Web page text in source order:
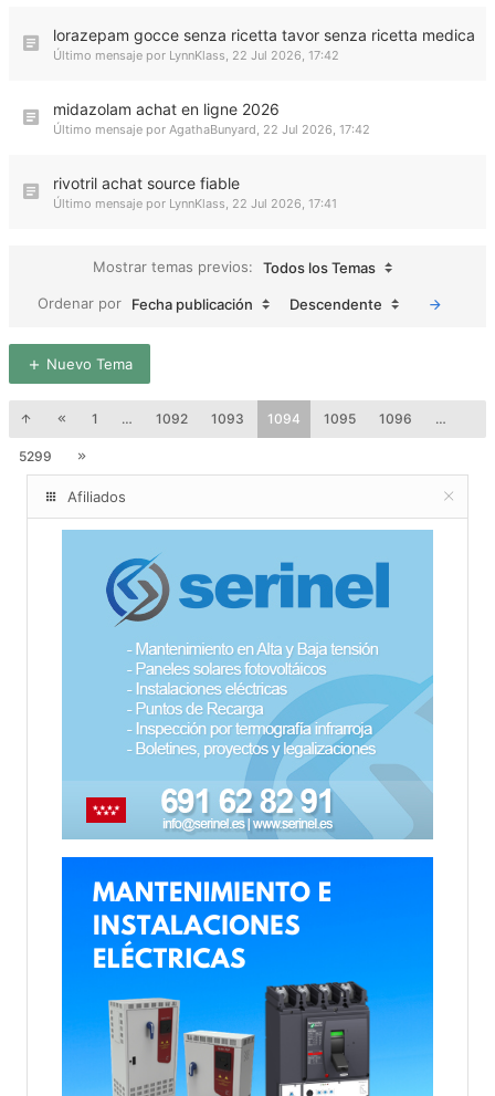
lorazepam gocce senza ricetta tavor senza ricetta medica
Último mensaje por LynnKlass, 22 Jul 2026, 17:42
midazolam achat en ligne 2026
Último mensaje por AgathaBunyard, 22 Jul 2026, 17:42
rivotril achat source fiable
Último mensaje por LynnKlass, 22 Jul 2026, 17:41
Mostrar temas previos:
Todos los Temas
Ordenar por
Fecha publicación Descendente
Nuevo Tema
1 … 1092 1093 1094 1095 1096 …
5299
Afiliados